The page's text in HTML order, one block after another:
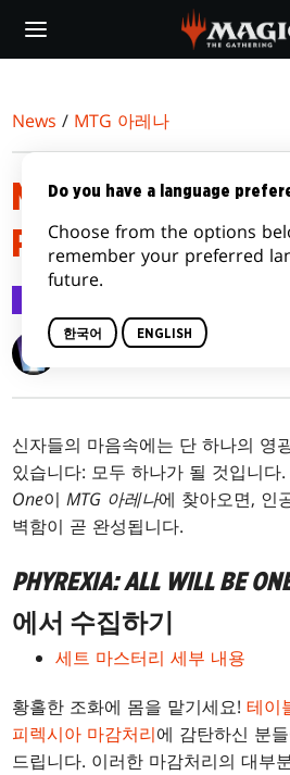
main
News / MTG 아레나
MTG 아레나 출
PHYREXIA: ALL
Wizards of the Coast
신자들의 마음속에는 단 하나의 영
있습니다: 모두 하나가 될 것입니
One이MTG 아레나에 찾아오면, 인
벽함이 곧 완성됩니다.
PHYREXIA: ALL WILL BE
에서 수집하기
세트 마스터리 세부 내용
황홀한 조화에 몸을 맡기세요!테이
피렉시아 마감처리에 감탄하신 분
드립니다. 이러한 마감처리의 대부
Do you have a language
Choose from the options
remember your preferred
future.
한국어 ENGLISH